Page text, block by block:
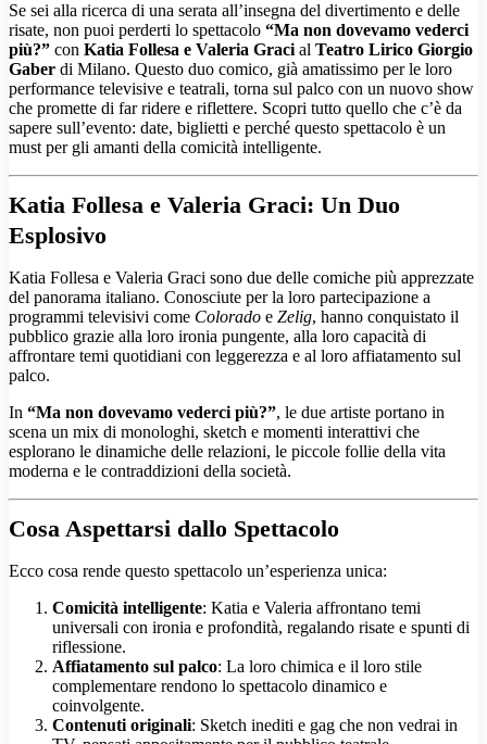
Se sei alla ricerca di una serata all’insegna del divertimento e delle
risate, non puoi perderti lo spettacolo “Ma non dovevamo vederci
più?” con Katia Follesa e Valeria Graci al Teatro Lirico Giorgio
Gaber di Milano. Questo duo comico, già amatissimo per le loro
performance televisive e teatrali, torna sul palco con un nuovo show
che promette di far ridere e riflettere. Scopri tutto quello che c’è da
sapere sull’evento: date, biglietti e perché questo spettacolo è un
must per gli amanti della comicità intelligente.
Katia Follesa e Valeria Graci: Un Duo
Esplosivo
Katia Follesa e Valeria Graci sono due delle comiche più apprezzate
del panorama italiano. Conosciute per la loro partecipazione a
programmi televisivi come Colorado e Zelig, hanno conquistato il
pubblico grazie alla loro ironia pungente, alla loro capacità di
affrontare temi quotidiani con leggerezza e al loro affiatamento sul
palco.
In “Ma non dovevamo vederci più?”, le due artiste portano in
scena un mix di monologhi, sketch e momenti interattivi che
esplorano le dinamiche delle relazioni, le piccole follie della vita
moderna e le contraddizioni della società.
Cosa Aspettarsi dallo Spettacolo
Ecco cosa rende questo spettacolo un’esperienza unica:
Comicità intelligente: Katia e Valeria affrontano temi
universali con ironia e profondità, regalando risate e spunti di
riflessione.
Affiatamento sul palco: La loro chimica e il loro stile
complementare rendono lo spettacolo dinamico e
coinvolgente.
Contenuti originali: Sketch inediti e gag che non vedrai in